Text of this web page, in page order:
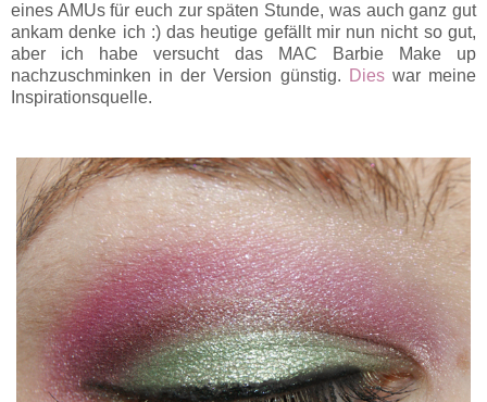
eines AMUs für euch zur späten Stunde, was auch ganz gut
ankam denke ich :) das heutige gefällt mir nun nicht so gut,
aber ich habe versucht das MAC Barbie Make up
nachzuschminken in der Version günstig. Dieswar meine
Inspirationsquelle.